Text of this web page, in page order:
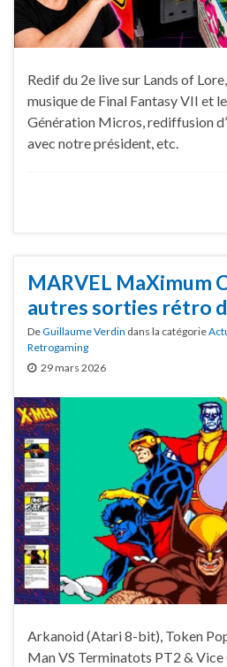
Redif du 2e live sur Lands of
musique de Final Fantasy VII et
Génération Micros, rediffusion
avec notre président, etc.
MARVEL MaXimum
autres sorties rétro
DeGuillaume Verdin dans la catégorie
Retrogaming
29 mars 2026
Arkanoid (Atari 8-bit), Token
Man VS Terminatots PT2 &